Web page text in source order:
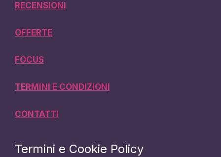
RECENSIONI
OFFERTE
FOCUS
TERMINI E CONDIZIONI
CONTATTI
Termini e Cookie Policy